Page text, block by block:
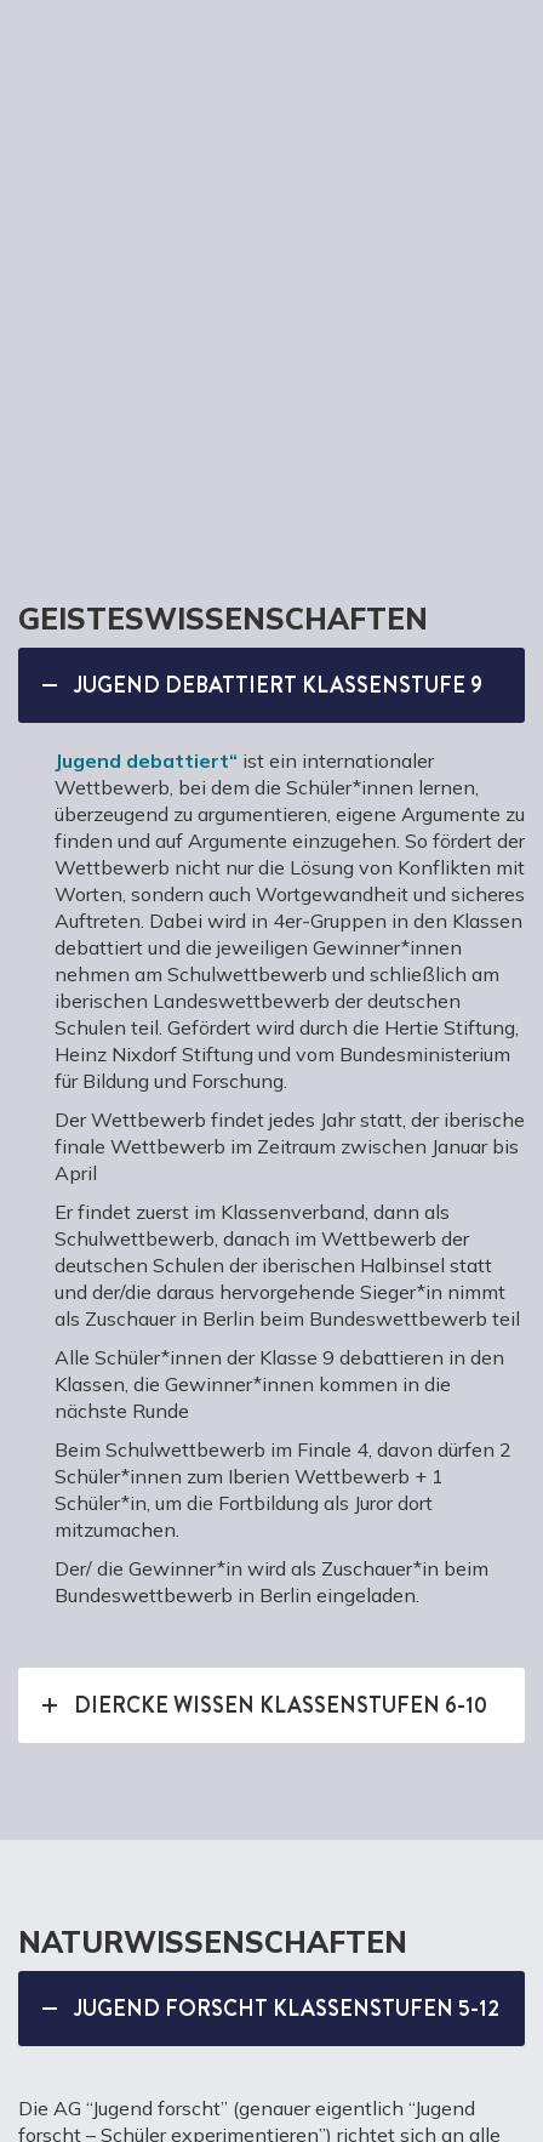
GEISTESWISSENSCHAFTEN
JUGEND DEBATTIERT KLASSENSTUFE 9
Jugend debattiert“ ist ein internationaler
Wettbewerb, bei dem die Schüler*innen lernen,
überzeugend zu argumentieren, eigene Argumente zu
finden und auf Argumente einzugehen. So fördert der
Wettbewerb nicht nur die Lösung von Konflikten mit
Worten, sondern auch Wortgewandheit und sicheres
Auftreten. Dabei wird in 4er-Gruppen in den Klassen
debattiert und die jeweiligen Gewinner*innen
nehmen am Schulwettbewerb und schließlich am
iberischen Landeswettbewerb der deutschen
Schulen teil. Gefördert wird durch die Hertie Stiftung,
Heinz Nixdorf Stiftung und vom Bundesministerium
für Bildung und Forschung.
Der Wettbewerb findet jedes Jahr statt, der iberische
finale Wettbewerb im Zeitraum zwischen Januar bis
April
Er findet zuerst im Klassenverband, dann als
Schulwettbewerb, danach im Wettbewerb der
deutschen Schulen der iberischen Halbinsel statt
und der/die daraus hervorgehende Sieger*in nimmt
als Zuschauer in Berlin beim Bundeswettbewerb teil
Alle Schüler*innen der Klasse 9 debattieren in den
Klassen, die Gewinner*innen kommen in die
nächste Runde
Beim Schulwettbewerb im Finale 4, davon dürfen 2
Schüler*innen zum Iberien Wettbewerb + 1
Schüler*in, um die Fortbildung als Juror dort
mitzumachen.
Der/ die Gewinner*in wird als Zuschauer*in beim
Bundeswettbewerb in Berlin eingeladen.
DIERCKE WISSEN KLASSENSTUFEN 6-10
NATURWISSENSCHAFTEN
JUGEND FORSCHT KLASSENSTUFEN 5-12
Die AG “Jugend forscht” (genauer eigentlich “Jugend
forscht – Schüler experimentieren”) richtet sich an alle